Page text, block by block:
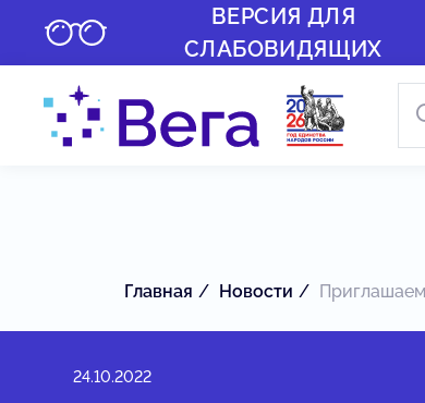
ВЕРСИЯ ДЛЯ
СЛАБОВИДЯЩИХ
Главная Новости
24.10.2022